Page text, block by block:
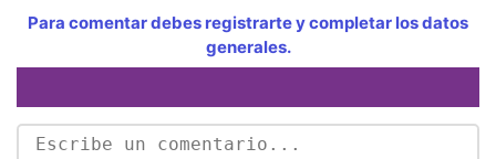
Para comentar debes registrarte y completar los datos
generales.